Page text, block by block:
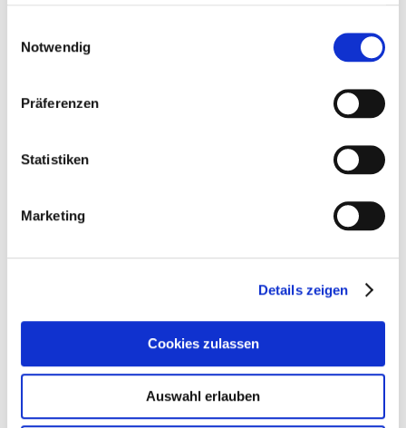
Notwendig
Präferenzen
Statistiken
Marketing
Details zeigen
Cookies zulassen
Auswahl erlauben
Methionin
Weitere Informationen
Als Ergänzung zur Grundfutterversorgung mit Raufutter und/oder
Weidegras.
Die Gesamtmenge sollte auf mehrere Rationen verteilt angeboten